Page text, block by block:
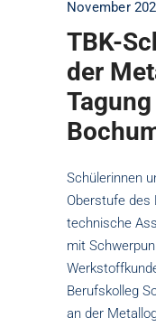
November
TBK-
der
Schülerinnen
Oberstufe des
technische
mit
Berufskolleg
an der